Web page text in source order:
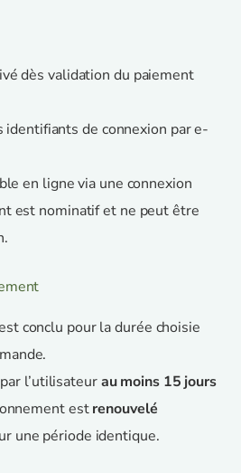
dès validation du paiement
identifiants de connexion par e-
en ligne via une connexion
est nominatif et ne peut être
conclu pour la durée choisie
l’utilisateurau moins 15 jours
estrenouvelé
une période identique.